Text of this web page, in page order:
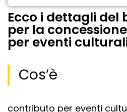
Ecco i dettagli del
per la
per eventi
Cos’è
contributo per eventi